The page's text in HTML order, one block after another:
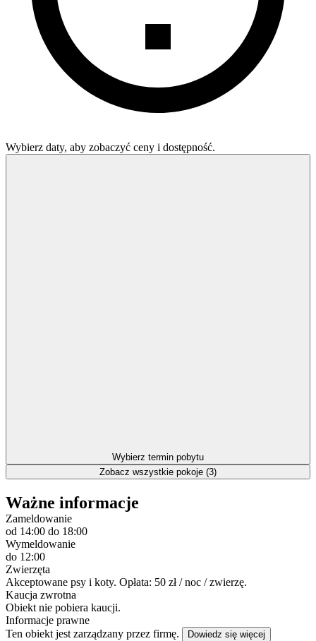
Wybierz daty, aby zobaczyć ceny i dostępność.
Wybierz termin pobytu
Zobacz wszystkie pokoje (3)
Ważne informacje
Zameldowanie
od 14:00 do 18:00
Wymeldowanie
do 12:00
Zwierzęta
Akceptowane psy i koty. Opłata: 50 zł / noc / zwierzę.
Kaucja zwrotna
Obiekt nie pobiera kaucji.
Informacje prawne
Ten obiekt jest zarządzany przez firmę.
Dowiedz się więcej